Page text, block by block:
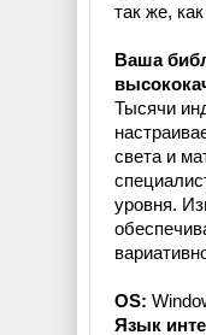
так же,
Ваша
Тысячи
света и
уровня.
OS:
Язык